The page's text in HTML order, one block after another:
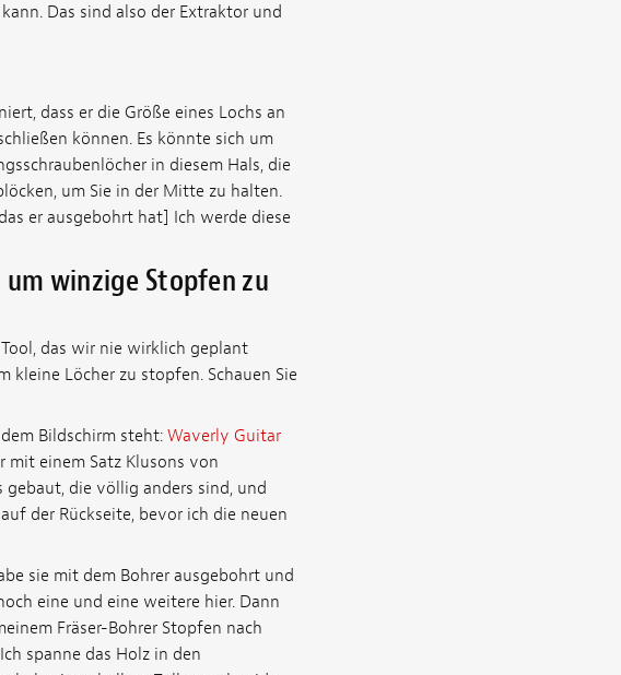
Das sind also der Extraktor und
dass er die Größe eines Lochs an
können. Es könnte sich um
in diesem Hals, die
um Sie in der Mitte zu halten.
er ausgebohrt hat] Ich werde diese
winzige Stopfen zu
das wir nie wirklich geplant
Löcher zu stopfen. Schauen Sie
Bildschirm steht: Waverly Guitar
mit einem Satz Klusons von
die völlig anders sind, und
der Rückseite, bevor ich die neuen
sie mit dem Bohrer ausgebohrt und
eine und eine weitere hier. Dann
Fräser-Bohrer Stopfen nach
spanne das Holz in den